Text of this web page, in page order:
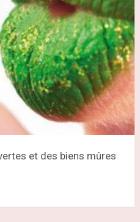
et des biens mûres